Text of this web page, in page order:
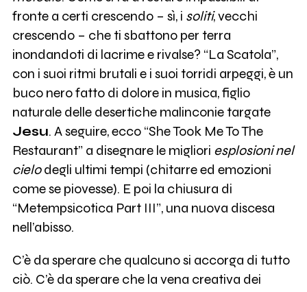
fronte a certi crescendo – sì, i soliti, vecchi
crescendo – che ti sbattono per terra
inondandoti di lacrime e rivalse? “La Scatola”,
con i suoi ritmi brutali e i suoi torridi arpeggi, è un
buco nero fatto di dolore in musica, figlio
naturale delle desertiche malinconie targate
Jesu. A seguire, ecco “She Took Me To The
Restaurant” a disegnare le migliori esplosioni nel
cielodegli ultimi tempi (chitarre ed emozioni
come se piovesse). E poi la chiusura di
“Metempsicotica Part III”, una nuova discesa
nell’abisso.
C’è da sperare che qualcuno si accorga di tutto
ciò. C’è da sperare che la vena creativa dei